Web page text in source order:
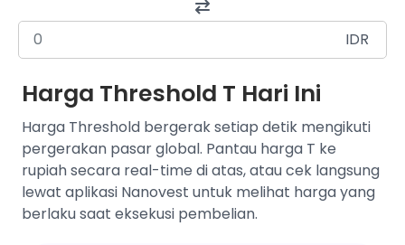
IDR
Harga Threshold T Hari Ini
Harga Threshold bergerak setiap detik mengikuti
pergerakan pasar global. Pantau harga T ke
rupiah secara real-time di atas, atau cek langsung
lewat aplikasi Nanovest untuk melihat harga yang
berlaku saat eksekusi pembelian.